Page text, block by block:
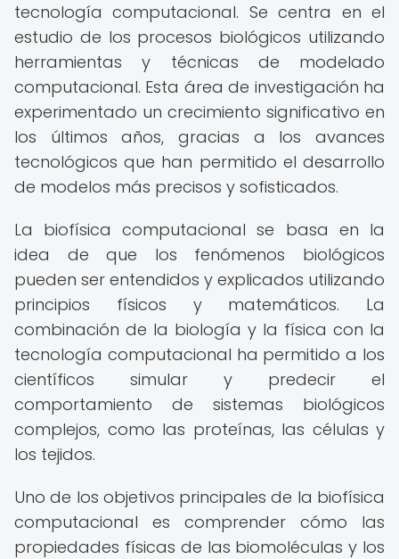
tecnología computacional. Se centra en el
estudio de los procesos biológicos utilizando
herramientas y técnicas de modelado
computacional. Esta área de investigación ha
experimentado un crecimiento significativo en
los últimos años, gracias a los avances
tecnológicos que han permitido el desarrollo
de modelos más precisos y sofisticados.
La biofísica computacional se basa en la
idea de que los fenómenos biológicos
pueden ser entendidos y explicados utilizando
principios físicos y matemáticos. La
combinación de la biología y la física con la
tecnología computacional ha permitido a los
científicos simular y predecir el
comportamiento de sistemas biológicos
complejos, como las proteínas, las células y
los tejidos.
Uno de los objetivos principales de la biofísica
computacional es comprender cómo las
propiedades físicas de las biomoléculas y los